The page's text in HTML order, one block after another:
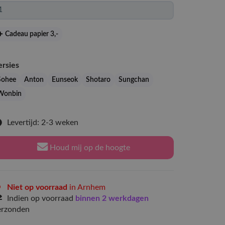
Cadeau papier 3,-
Anton Eunseok Shotaro
Sungchan
Levertijd: 2-3 weken
Houd mij op de hoogte
Niet op voorraad in Arnhem
Indien op voorraad binnen 2 werkdagen